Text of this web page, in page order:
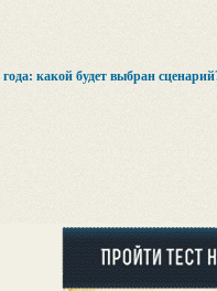
года: какой будет выбран